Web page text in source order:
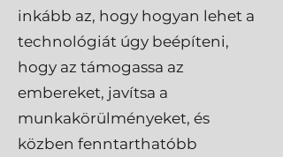
inkább az, hogy hogyan lehet a
technológiát úgy beépíteni,
hogy az támogassa az
embereket, javítsa a
munkakörülményeket, és
közben fenntarthatóbb